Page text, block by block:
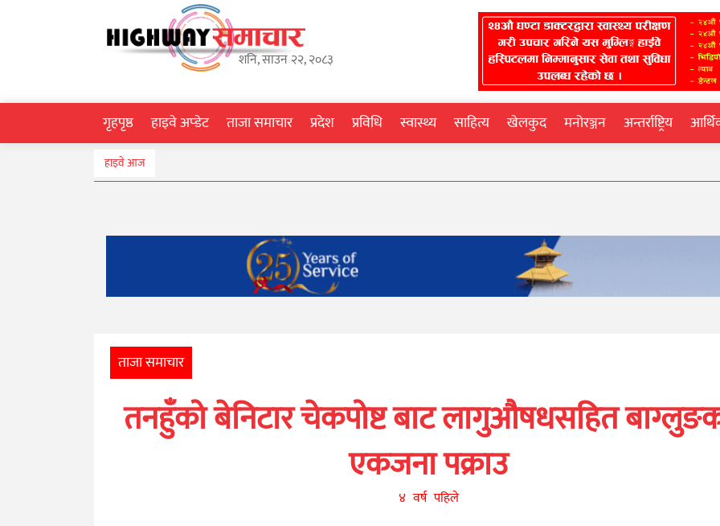
शनि, साउन २२, २०८३
गृहपृष्ठ हाइवे अप्डेट ताजा समाचार प्रदेश प्रविधि स्वास्थ्य साहित्य खेलकुद मनोरञ्जन अन्तर्राष्ट्रिय
हाइवे आज
ताजा समाचार
तनहुँको बेनिटार चेकपोष्ट बाट लागुऔषधसहित
एकजना पक्राउ
४ वर्ष पहिले